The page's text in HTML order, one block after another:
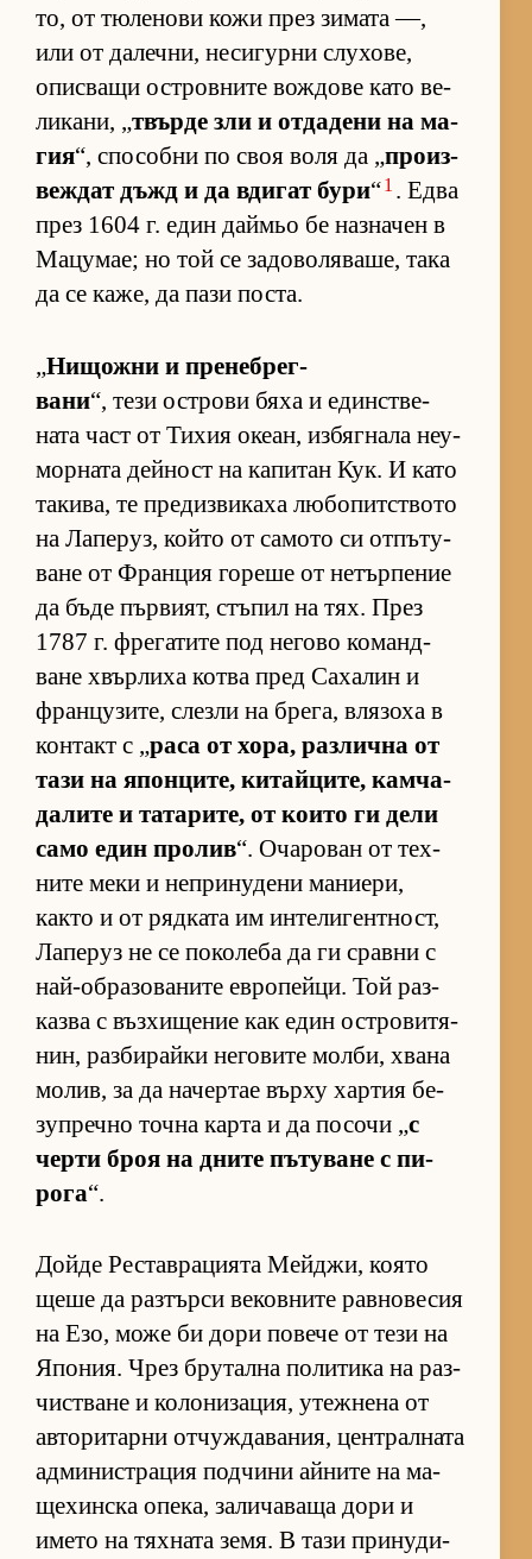
то, от тю­ле­нови кожи през зи­мата —,
или от да­леч­ни, не­си­гурни слу­хо­ве,
опис­ващи ос­т­ров­ните вож­дове като ве­
ли­ка­ни, „твърде зли и от­да­дени на ма­
гия“, спо­собни по своя воля да „про­из­
веж­дат дъжд и да вди­гат бури“1 . Едва
през 1604 г. един дай­мьо бе наз­на­чен в
Ма­цу­мае; но той се за­до­во­ля­ва­ше, така
да се ка­же, да пази пос­та.
„Ни­щожни и пре­неб­рег­
вани“, тези ос­т­рови бяха и един­с­т­ве­
ната част от Ти­хия оке­ан, из­бяг­нала не­у­
мор­ната дей­ност на ка­пи­тан Кук. И като
та­ки­ва, те пре­диз­ви­каха лю­бо­пит­с­твото
на Ла­пе­руз, който от са­мото си от­пъ­ту­
ване от Фран­ция го­реше от не­тър­пе­ние
да бъде пър­ви­ят, стъ­пил на тях. През
1787 г. фре­га­тите под не­гово ко­ман­д­
ване хвър­лиха котва пред Са­ха­лин и
фран­цу­зи­те, слезли на бре­га, вля­зоха в
кон­такт с „раса от хо­ра, раз­лична от
тази на япон­ци­те, ки­тай­ци­те, кам­ча­
да­лите и та­та­ри­те, от ко­ито ги дели
само един про­лив“. Оча­ро­ван от тех­
ните меки и неп­ри­ну­дени ма­ни­е­ри,
както и от ряд­ката им ин­те­ли­ген­т­ност,
Ла­пе­руз не се по­ко­леба да ги сравни с
най-об­ра­зо­ва­ните ев­ро­пей­ци. Той раз­
казва с въз­хи­ще­ние как един ос­т­ро­ви­тя­
нин, раз­би­райки не­го­вите мол­би, хвана
мо­лив, за да на­чер­тае върху хар­тия бе­
зуп­речно точна карта и да по­сочи „с
черти броя на дните пъ­ту­ване с пи­
рога“.
Дойде Рес­тав­ра­ци­ята Мей­джи, ко­ято
щеше да раз­търси ве­ков­ните рав­но­ве­сия
на Езо, може би дори по­вече от тези на
Япо­ния. Чрез бру­тална по­ли­тика на раз­
чис­т­ване и ко­ло­ни­за­ция, утеж­нена от
ав­то­ри­тарни от­чуж­да­ва­ния, цен­т­рал­ната
ад­ми­нис­т­ра­ция под­чини ай­ните на ма­
ще­хин­ска опе­ка, за­ли­ча­ваща дори и
името на тях­ната зе­мя. В тази при­ну­ди­